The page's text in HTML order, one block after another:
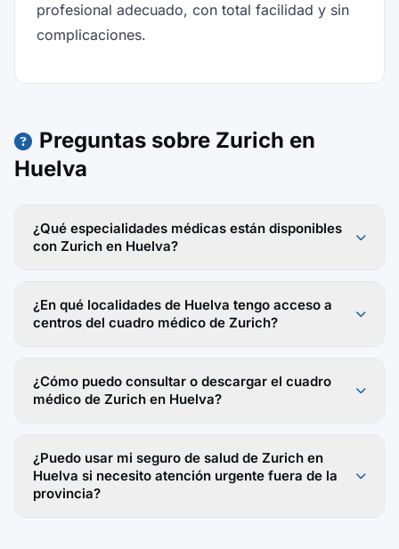
profesional adecuado, con total facilidad y sin
complicaciones.
Preguntas sobre Zurich en
Huelva
¿Qué especialidades médicas están disponibles
con Zurich en Huelva?
¿En qué localidades de Huelva tengo acceso a
centros del cuadro médico de Zurich?
¿Cómo puedo consultar o descargar el cuadro
médico de Zurich en Huelva?
¿Puedo usar mi seguro de salud de Zurich en
Huelva si necesito atención urgente fuera de la
provincia?